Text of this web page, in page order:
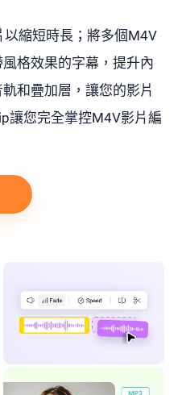
縮短時長；將多個M4V
格效果的字幕，提升內
和疊加層，讓您的影片
讓您完全掌控M4V影片編